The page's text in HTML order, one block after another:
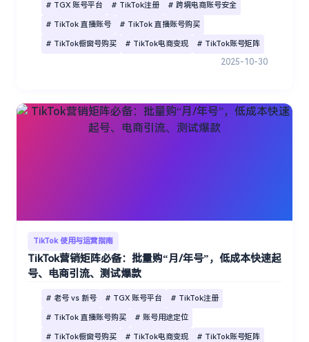
# TGX 账号平台 # TikTok注册 # 跨境电商账号安全
# TikTok 直播账号 # TikTok 直播账号购买
# TikTok橱窗号购买 # TikTok电商变现 # TikTok账号矩阵
2025-10-30
TikTok 使用与运营指南
TikTok营销矩阵必备：批量购“月/年号”，低成本快速起
号、电商引流、测试爆款
# 老号 vs 新号 # TGX 账号平台 # TikTok注册
# TikTok 直播账号购买 # 账号用途定位
# TikTok橱窗号购买 # TikTok电商变现 # TikTok账号矩阵